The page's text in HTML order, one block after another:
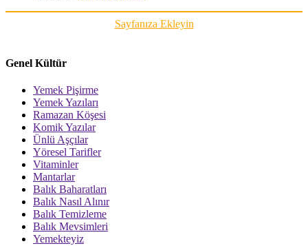
Sayfanıza Ekleyin
Genel Kültür
Yemek Pişirme
Yemek Yazıları
Ramazan Köşesi
Komik Yazılar
Ünlü Aşçılar
Yöresel Tarifler
Vitaminler
Mantarlar
Balık Baharatları
Balık Nasıl Alınır
Balık Temizleme
Balık Mevsimleri
Yemekteyiz